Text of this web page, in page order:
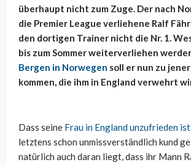
überhaupt nicht zum Zuge. Der nach
die Premier League verliehene Ralf
den dortigen Trainer nicht die Nr. 1.
bis zum Sommer weiterverliehen
Bergen in Norwegen soll er nun zu
kommen, die ihm in England verwehrt
Dass seine Frau in England unzufrieden ist
letztens schon unmissverständlich kund
natürlich auch daran liegt, dass ihr Mann